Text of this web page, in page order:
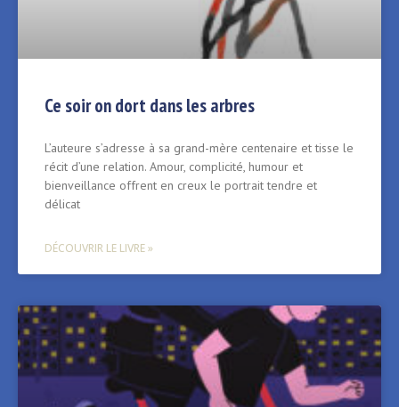
Ce soir on dort dans les arbres
L’auteure s’adresse à sa grand-mère centenaire et tisse le
récit d’une relation. Amour, complicité, humour et
bienveillance offrent en creux le portrait tendre et
délicat
DÉCOUVRIR LE LIVRE »